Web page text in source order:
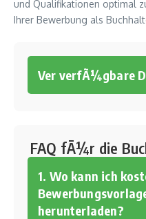
und Qualifikationen optimal
Ihrer Bewerbung als
Ver verfÃ¼gbare
FAQ fÃ¼r die
1. Wo kann ich
herunterladen?